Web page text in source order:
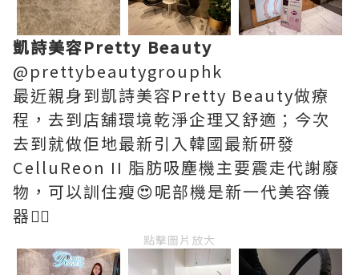
凱詩美容Pretty Beauty
@prettybeautygrouphk
最近親身到凱詩美容Pretty Beauty做療
程，去到店舖環境乾淨企理又舒適；今次
去到就做佢地最新引入韓國最新研發
CelluReon II 脂肪吸塵機主要震走代謝廢
物，可以訓住瘦😍呢部機是新一代美容儀
器👍🏻
點擊圖片放大